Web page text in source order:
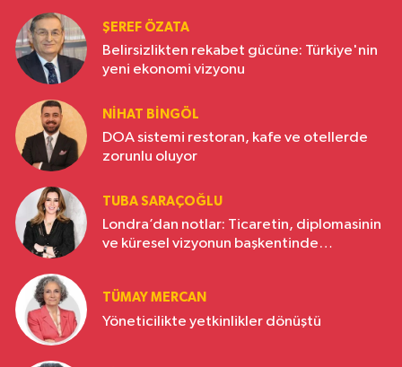
ŞEREF ÖZATA
Belirsizlikten rekabet gücüne: Türkiye'nin
yeni ekonomi vizyonu
NIHAT BINGÖL
DOA sistemi restoran, kafe ve otellerde
zorunlu oluyor
TUBA SARAÇOĞLU
Londra’dan notlar: Ticaretin, diplomasinin
ve küresel vizyonun başkentinde
TÜMAY MERCAN
Yöneticilikte yetkinlikler dönüştü